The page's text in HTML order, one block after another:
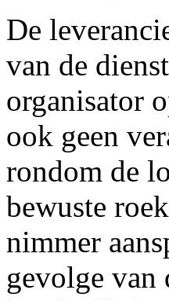
De
van de
organisator
ook geen
rondom de
bewuste
nimmer
gevolge van